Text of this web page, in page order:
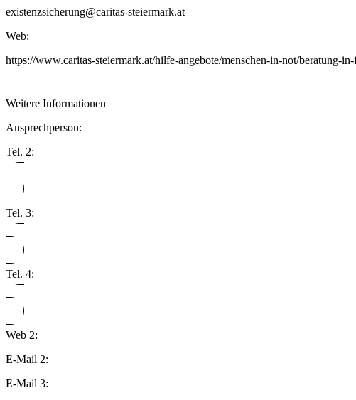
existenzsicherung@caritas-steiermark.at
Web:
https://www.caritas-steiermark.at/hilfe-angebote/menschen-in-not/beratung-
Weitere Informationen
Ansprechperson:
Tel. 2:
Tel. 3:
Tel. 4:
Web 2:
E-Mail 2:
E-Mail 3: